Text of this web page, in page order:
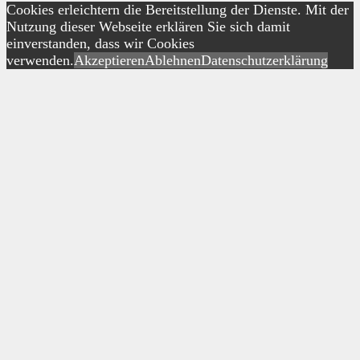
Cookies erleichtern die Bereitstellung der Dienste. Mit der
Nutzung dieser Webseite erklären Sie sich damit
einverstanden, dass wir Cookies
verwenden.AkzeptierenAblehnenDatenschutzerklärung